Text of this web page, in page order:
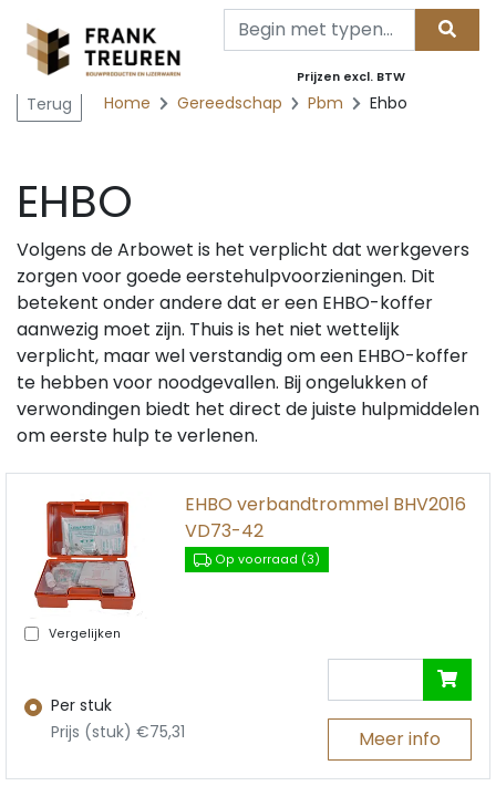
Prijzen excl. BTW
Terug Home Gereedschap Pbm Ehbo
EHBO
Volgens de Arbowet is het verplicht dat werkgevers
zorgen voor goede eerstehulpvoorzieningen. Dit
betekent onder andere dat er een EHBO-koffer
aanwezig moet zijn. Thuis is het niet wettelijk
verplicht, maar wel verstandig om een EHBO-koffer
te hebben voor noodgevallen. Bij ongelukken of
verwondingen biedt het direct de juiste hulpmiddelen
om eerste hulp te verlenen.
Vergelijken
EHBO verbandtrommel BHV2016
VD73-42
Op voorraad (3)
Per stuk
Prijs (stuk) €75,31
Meer info